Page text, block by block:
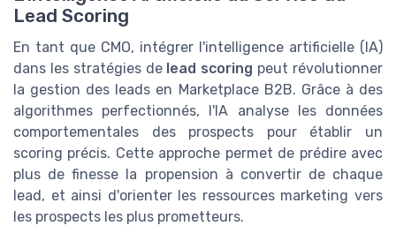
Lead Scoring
En tant que CMO, intégrer l'intelligence artificielle (IA)
dans les stratégies de lead scoring peut révolutionner
la gestion des leads en Marketplace B2B. Grâce à des
algorithmes perfectionnés, l'IA analyse les données
comportementales des prospects pour établir un
scoring précis. Cette approche permet de prédire avec
plus de finesse la propension à convertir de chaque
lead, et ainsi d'orienter les ressources marketing vers
les prospects les plus prometteurs.